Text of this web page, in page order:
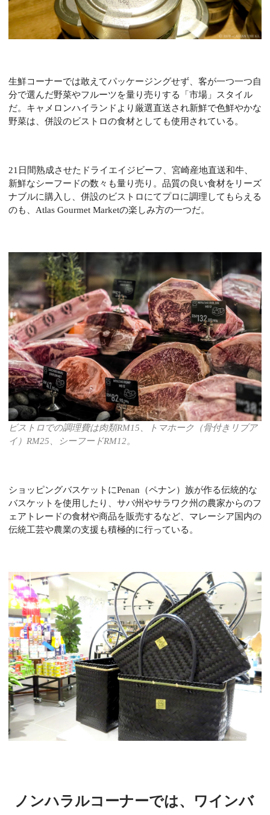
生鮮コーナーでは敢えてパッケージングせず、客が一つ一つ自
分で選んだ野菜やフルーツを量り売りする「市場」スタイル
だ。キャメロンハイランドより厳選直送され新鮮で色鮮やかな
野菜は、併設のビストロの食材としても使用されている。
21 日間熟成させたドライエイジビーフ、宮崎産地直送和牛、
新鮮なシーフードの数々も量り売り。品質の良い食材をリーズ
ナブルに購入し、併設のビストロにてプロに調理してもらえる
のも、 Atlas Gourmet Marketの楽しみ方の一つだ。
ビストロでの調理費は肉類RM15、トマホーク（骨付きリブア
イ）RM25、シーフードRM12。
ショッピングバスケットにPenan（ペナン）族が作る伝統的な
バスケットを使用したり、サバ州やサラワク州の農家からのフ
ェアトレードの食材や商品を販売するなど、マレーシア国内の
伝統工芸や農業の支援も積極的に行っている。
ノンハラルコーナーでは、ワインバ